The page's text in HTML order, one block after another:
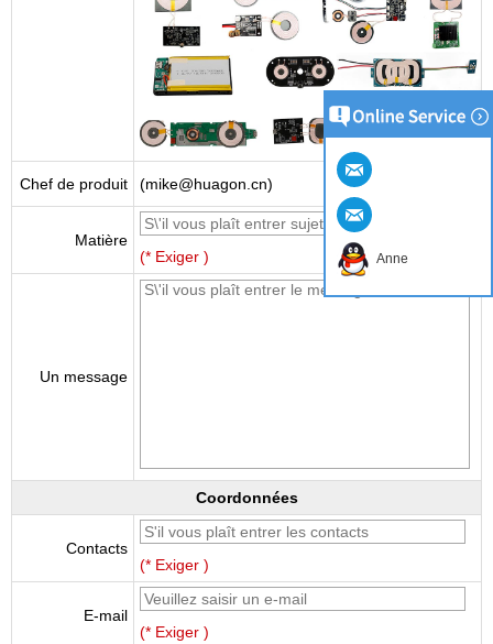
Chef de produit (mike@huagon.cn)
Matière
(* Exiger )
Un message
Coordonnées
Contacts
(* Exiger )
E-mail
(* Exiger )
Anne